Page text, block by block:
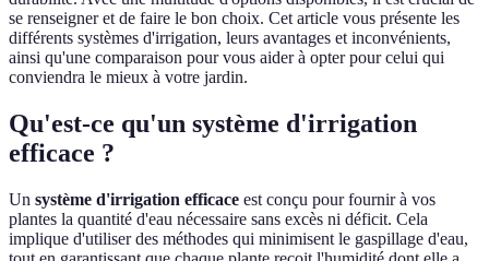
se renseigner et de faire le bon choix. Cet article vous présente les
différents systèmes d'irrigation, leurs avantages et inconvénients,
ainsi qu'une comparaison pour vous aider à opter pour celui qui
conviendra le mieux à votre jardin.
Qu'est-ce qu'un système d'irrigation
efficace ?
Un système d'irrigation efficace est conçu pour fournir à vos
plantes la quantité d'eau nécessaire sans excès ni déficit. Cela
implique d'utiliser des méthodes qui minimisent le gaspillage d'eau,